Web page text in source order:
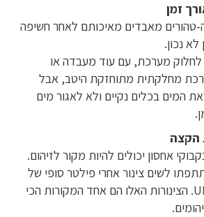
זמן
טהורים מאבדים מאיכותם לאחר חשיפה
לא נכון.
מערכת, עם עוד מעבדה או
מחלקתית מתוחזקת היטב, אבל
המים בכלים נקיים ולא לאגור מים
הקצה
אחסון יכולים להיות מקור לזיהום.
לשים צינור אחרי פילטר סופי של
0.2 מיקרון או UF. הצינורות האלו הם אחד המקורות הכי